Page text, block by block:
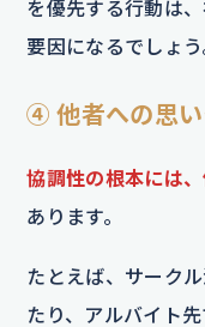
を優先する行動は
要因になるでしょう
④ 他者への思
協調性の根本には
あります。
たとえば、サーク
たり、アルバイト